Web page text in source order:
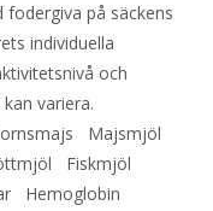
på säckens
individuella
och
variera.
Majsmjöl
Fiskmjöl
Hemoglobin